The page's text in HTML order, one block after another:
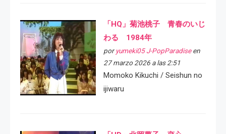
「HQ」菊池桃子 青春のいじ
わる 1984年
por yumeki05 J-PopParadiseen
27 marzo 2026 a las 2:51
Momoko Kikuchi / Seishun no
ijiwaru